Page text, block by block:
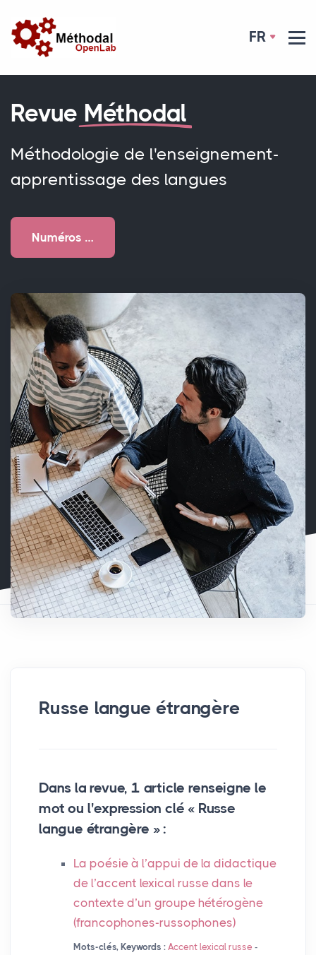
FR
Revue Méthodal
Méthodologie de l'enseignement-
apprentissage des langues
Numéros …
Russe langue étrangère
Dans la revue, 1 article renseigne le
mot ou l'expression clé « Russe
langue étrangère » :
La poésie à l’appui de la didactique
de l’accent lexical russe dans le
contexte d’un groupe hétérogène
(francophones-russophones)
Mots-clés, Keywords : Accent lexical russe -